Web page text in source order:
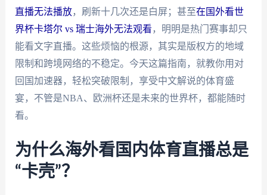
直播无法播放，刷新十几次还是白屏；甚至在国外看世
界杯卡塔尔 vs 瑞士海外无法观看 ，明明是热门赛事却只
能看文字直播。这些烦恼的根源，其实是版权方的地域
限制和跨境网络的不稳定。今天这篇指南，就教你用对
回国加速器，轻松突破限制，享受中文解说的体育盛
宴，不管是NBA、欧洲杯还是未来的世界杯，都能随时
看。
为什么海外看国内体育直播总是
“卡壳”？